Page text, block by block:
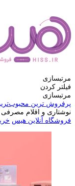
مرتبسازی
فیلتر کردن
مرتبسازی
پرفروش ترین
نوشتاری و اقلام مصرفی
فروشگاه آنلاین هیس